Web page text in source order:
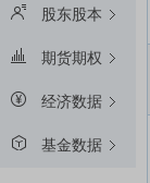
股东股本
期货期权
经济数据
基金数据